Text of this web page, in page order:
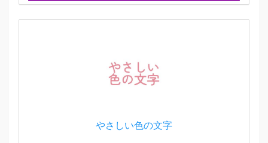
やさしい色の文字